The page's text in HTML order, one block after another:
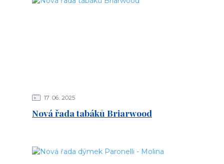
17 06 2025
Nová řada tabáků Briarwood